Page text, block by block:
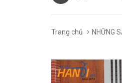
Trang chủ NHỮNG